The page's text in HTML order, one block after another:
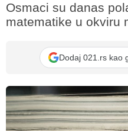
Osmaci su danas
matematike u okviru
Dodaj 021.rs kao